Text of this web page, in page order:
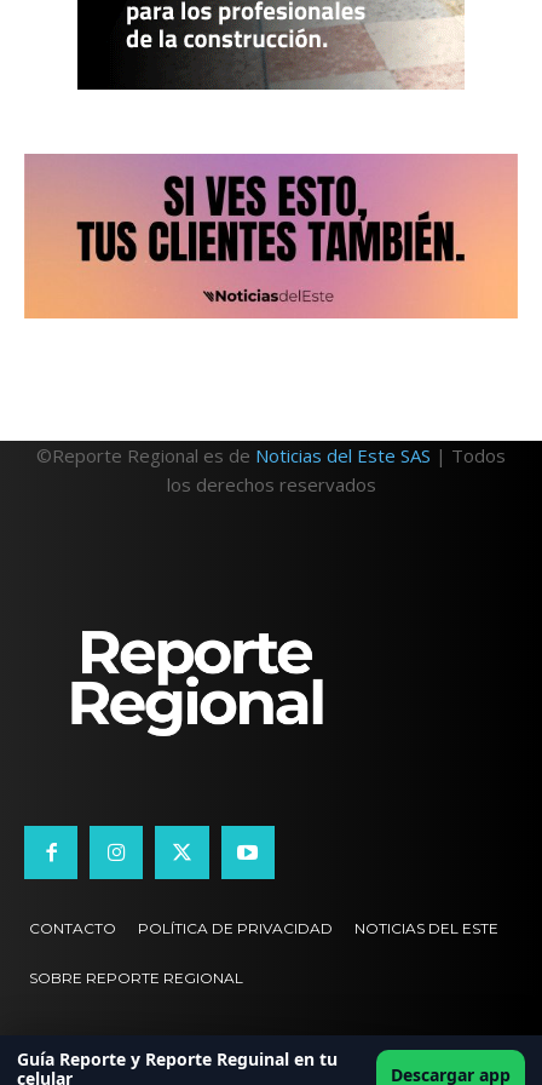
©Reporte Regional es de Noticias del Este SAS | Todos
los derechos reservados
CONTACTO POLÍTICA DE PRIVACIDAD NOTICIAS DEL ESTE
SOBRE REPORTE REGIONAL
Guía Reporte y Reporte Reguinal en tu
celular
Descargar app